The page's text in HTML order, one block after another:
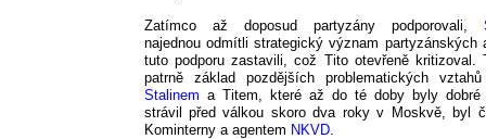
Zatímco až doposud partyzány podporovali,
najednou odmítli strategický význam partyzánských
tuto podporu zastavili, což Tito otevřeně kritizoval.
patrně základ pozdějších problematických
Stalinem a Titem, které až do té doby byly dobré
strávil před válkou skoro dva roky v Moskvě, byl
Kominterny a agentem NKVD.